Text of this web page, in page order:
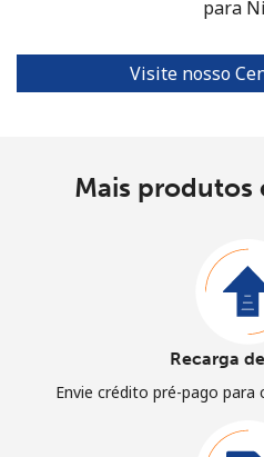
para
Visite nosso
Mais produtos
Recarga
Envie crédito pré-pago